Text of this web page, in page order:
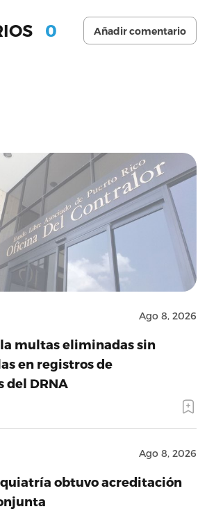
0 Añadir comentario
Ago 8, 2026
multas eliminadas sin
en registros de
del DRNA
Ago 8, 2026
obtuvo acreditación